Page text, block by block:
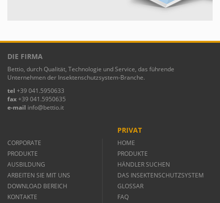
DIE FIRMA
Bettio, durch Qualität, Technologie und Service, das führende
Unternehmen der Insektenschutzsystem-Branche.
tel +39 041.5950633
fax+39 041.5950635
e-mail info@bettio.it
CORPORATE
PRODUKTE
AUSBILDUNG
ARBEITEN SIE MIT UNS
DOWNLOAD BEREICH
KONTAKTE
PRIVAT
HOME
PRODUKTE
HÄNDLER SUCHEN
DAS INSEKTENSCHUTZSYSTEM
GLOSSAR
FAQ